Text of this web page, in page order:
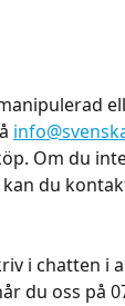
Om du
du
i chatten i
du oss på